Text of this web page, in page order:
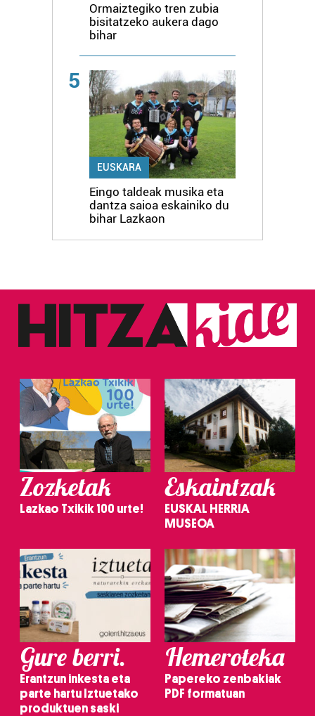
Ormaiztegiko tren zubia
bisitatzeko aukera dago
bihar
5
EUSKARA
Eingo taldeak musika eta
dantza saioa eskainiko du
bihar Lazkaon
Zozketak
Lazkao Txikik 100 urte!
Eskaintzak
EUSKAL HERRIA
MUSEOA
Gure berri.
Erantzun inkesta eta
parte hartu Iztuetako
produktuen saski
Hemeroteka
Papereko zenbakiak
PDF formatuan